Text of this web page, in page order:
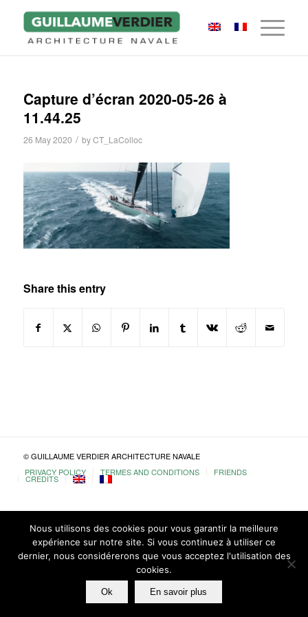
Capture d’écran 2020-05-26 à
11.44.25
26 May 2020 / byCT_LaColloc
Share this entry
© GUILLAUME VERDIER ARCHITECTURE NAVALE
PRIVACY POLICY
TERMES AND CONDITIONS FRIENDS
CREDITS
Nous utilisons des cookies pour vous garantir la meilleure
expérience sur notre site. Si vous continuez à utiliser ce
dernier, nous considérerons que vous acceptez l'utilisation des
cookies.
Ok En savoir plus